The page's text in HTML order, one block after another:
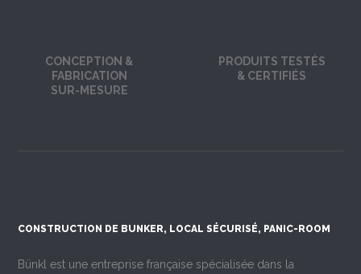
CONCEPTION &
FABRICATION
SUR-MESURE
PRODUITS TESTÉS
& CERTIFIÉS
CONSTRUCTION DE BUNKER, LOCAL SÉCURISÉ, PANIC-ROOM
Bünkl est une entreprise française spécialisée dans la